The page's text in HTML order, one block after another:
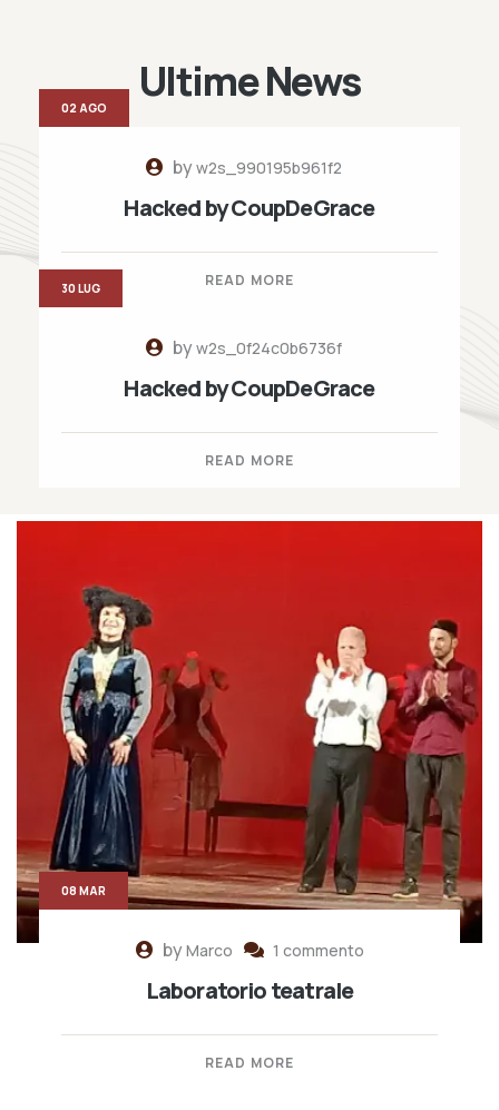
Ultime News
byw2s_990195b961f2
Hacked by CoupDeGrace
READ MORE
02 AGO
byw2s_0f24c0b6736f
Hacked by CoupDeGrace
READ MORE
30 LUG
byMarco 1 commento
Laboratorio teatrale
READ MORE
08 MAR